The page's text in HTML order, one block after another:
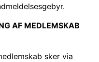
AF MEDLEMSKAB
sker via